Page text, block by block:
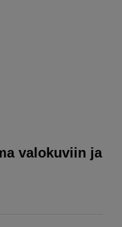
valokuviin ja